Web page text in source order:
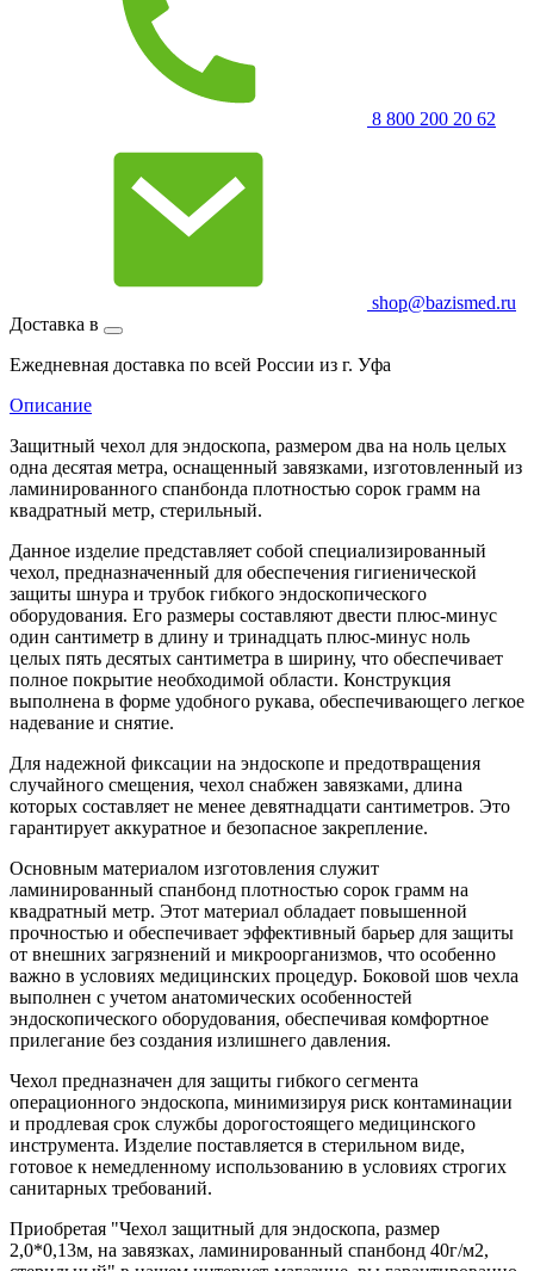
8 800 200 20 62
shop@bazismed.ru
Доставка в
Ежедневная доставка по всей России из г. Уфа
Описание
Защитный чехол для эндоскопа, размером два на ноль целых
одна десятая метра, оснащенный завязками, изготовленный из
ламинированного спанбонда плотностью сорок грамм на
квадратный метр, стерильный.
Данное изделие представляет собой специализированный
чехол, предназначенный для обеспечения гигиенической
защиты шнура и трубок гибкого эндоскопического
оборудования. Его размеры составляют двести плюс-минус
один сантиметр в длину и тринадцать плюс-минус ноль
целых пять десятых сантиметра в ширину, что обеспечивает
полное покрытие необходимой области. Конструкция
выполнена в форме удобного рукава, обеспечивающего легкое
надевание и снятие.
Для надежной фиксации на эндоскопе и предотвращения
случайного смещения, чехол снабжен завязками, длина
которых составляет не менее девятнадцати сантиметров. Это
гарантирует аккуратное и безопасное закрепление.
Основным материалом изготовления служит
ламинированный спанбонд плотностью сорок грамм на
квадратный метр. Этот материал обладает повышенной
прочностью и обеспечивает эффективный барьер для защиты
от внешних загрязнений и микроорганизмов, что особенно
важно в условиях медицинских процедур. Боковой шов чехла
выполнен с учетом анатомических особенностей
эндоскопического оборудования, обеспечивая комфортное
прилегание без создания излишнего давления.
Чехол предназначен для защиты гибкого сегмента
операционного эндоскопа, минимизируя риск контаминации
и продлевая срок службы дорогостоящего медицинского
инструмента. Изделие поставляется в стерильном виде,
готовое к немедленному использованию в условиях строгих
санитарных требований.
Приобретая "Чехол защитный для эндоскопа, размер
2,0*0,13м, на завязках, ламинированный спанбонд 40г/м2,